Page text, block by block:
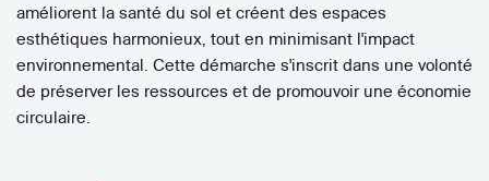
améliorent la santé du sol et créent des espaces
esthétiques harmonieux, tout en minimisant l'impact
environnemental. Cette démarche s'inscrit dans une volonté
de préserver les ressources et de promouvoir une économie
circulaire.